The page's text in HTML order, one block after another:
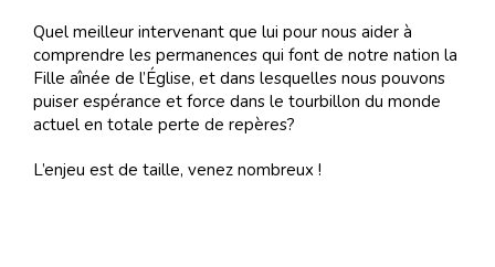
Quel meilleur intervenant que lui pour nous aider à
comprendre les permanences qui font de notre nation la
Fille aînée de l’Église, et dans lesquelles nous pouvons
puiser espérance et force dans le tourbillon du monde
actuel en totale perte de repères?
L’enjeu est de taille, venez nombreux !